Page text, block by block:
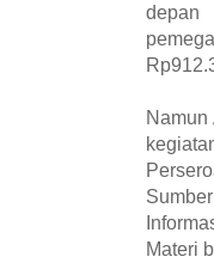
depan
Materi